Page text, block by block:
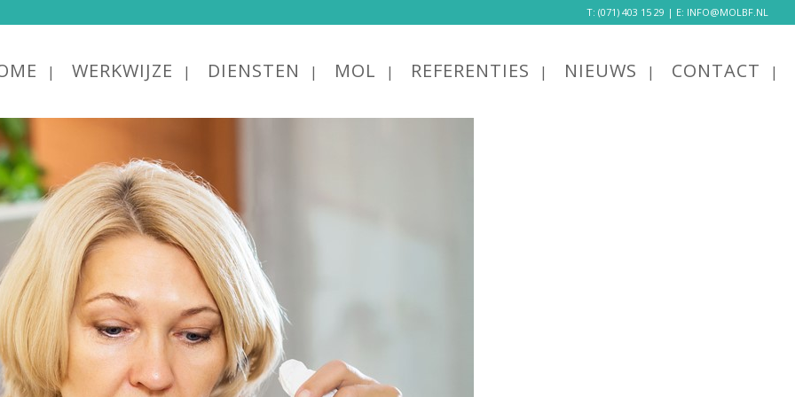
T: (071) 403 15 29 | E: INFO@MOLBF.NL
WERKWIJZE DIENSTEN MOL REFERENTIES NIEUWS CONTACT